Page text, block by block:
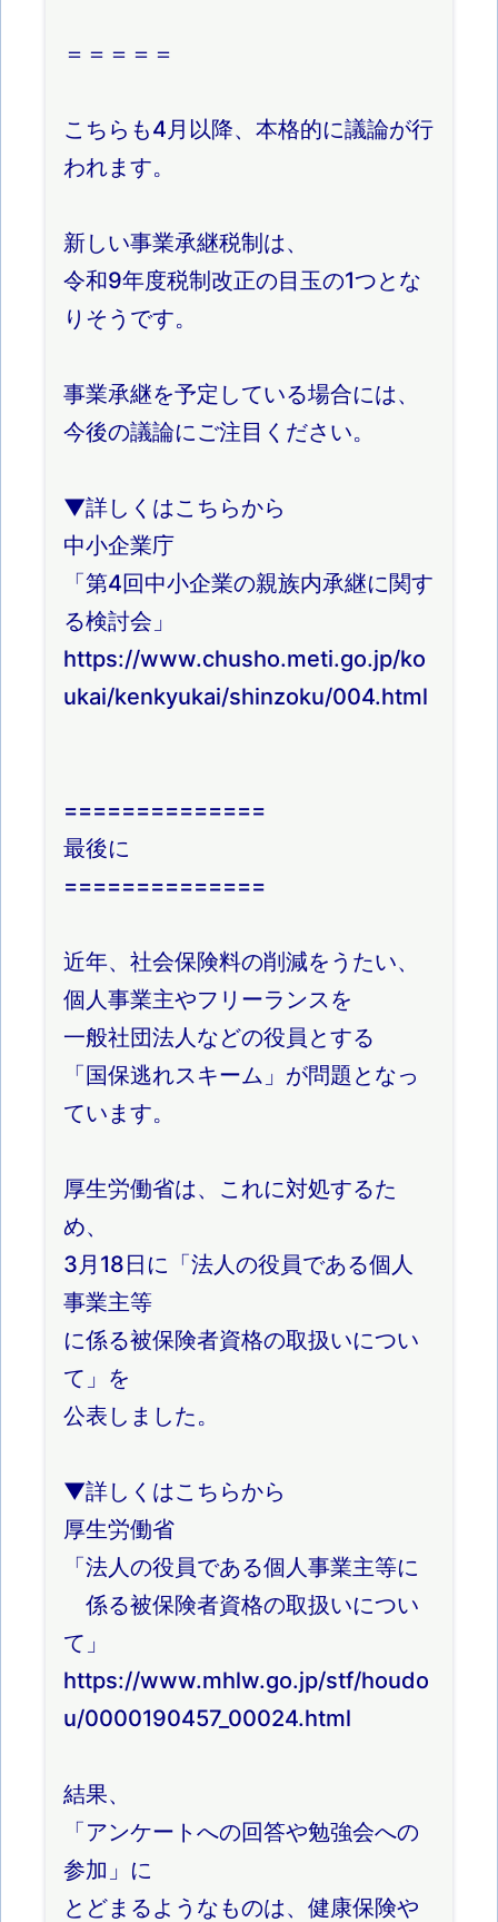
＝＝＝＝＝
こちらも4月以降、本格的に議論が行
われます。
新しい事業承継税制は、
令和9年度税制改正の目玉の1つとな
りそうです。
事業承継を予定している場合には、
今後の議論にご注目ください。
▼詳しくはこちらから
中小企業庁
「第4回中小企業の親族内承継に関す
る検討会」
https://www.chusho.meti.go.jp/ko
ukai/kenkyukai/shinzoku/004.html
==============
最後に
==============
近年、社会保険料の削減をうたい、
個人事業主やフリーランスを
一般社団法人などの役員とする
「国保逃れスキーム」が問題となっ
ています。
厚生労働省は、これに対処するた
め、
3月18日に「法人の役員である個人
事業主等
に係る被保険者資格の取扱いについ
て」を
公表しました。
▼詳しくはこちらから
厚生労働省
「法人の役員である個人事業主等に
係る被保険者資格の取扱いについ
て」
https://www.mhlw.go.jp/stf/houdo
u/0000190457_00024.html
結果、
「アンケートへの回答や勉強会への
参加」に
とどまるようなものは、健康保険や